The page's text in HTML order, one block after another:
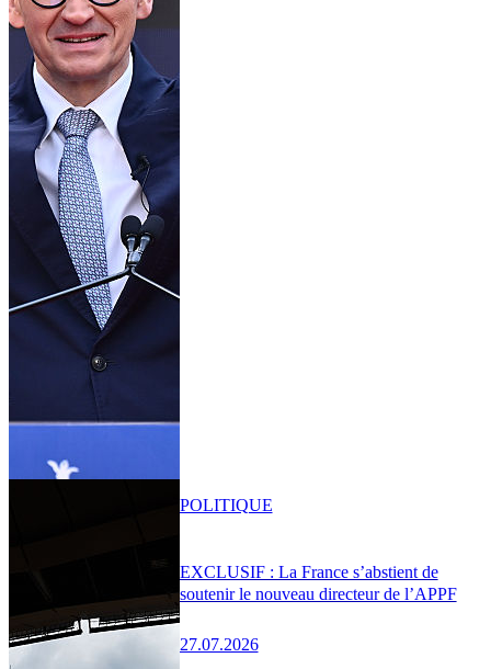
EXCLUSIF : La France s’abstient de
soutenir le nouveau directeur de l’APPF
27.07.2026
POLITIQUE